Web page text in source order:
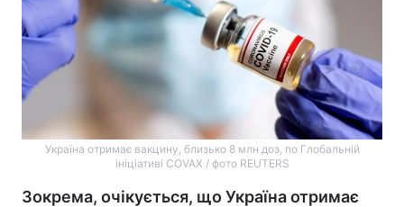
Україна отримає вакцину, близько 8 млн доз, по Глобальній
ініціативі COVAX / фото REUTERS
Зокрема, очікується, що Україна отримає